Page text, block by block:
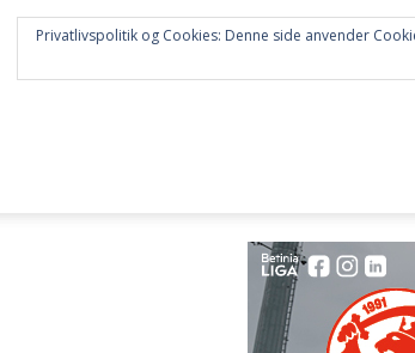
Privatlivspolitik og Cookies: Denne side anvender